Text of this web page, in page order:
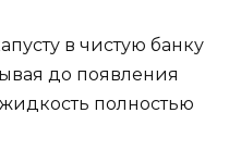
в чистую банку
до появления
полностью